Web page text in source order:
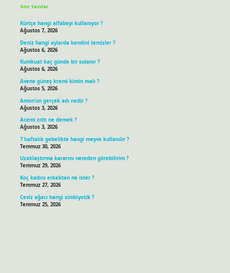
Son Yazılar
Kürtçe hangi alfabeyi kullanıyor ?
Ağustos 7, 2026
Deniz hangi aylarda kendini temizler ?
Ağustos 6, 2026
Kumkuat kaç günde bir sulanır ?
Ağustos 6, 2026
Avene güneş kremi kimin malı ?
Ağustos 5, 2026
Amon’un gerçek adı nedir ?
Ağustos 3, 2026
Acemi zıttı ne demek ?
Ağustos 3, 2026
7 haftalık gebelikte hangi meyve kullanılır ?
Temmuz 30, 2026
Uzaklaştırma kararını nereden görebilirim ?
Temmuz 29, 2026
Koç kadını erkekten ne ister ?
Temmuz 27, 2026
Ceviz ağacı hangi simbiyotik ?
Temmuz 25, 2026